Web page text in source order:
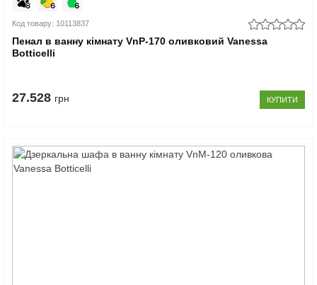
Код товару: 10113837
Пенал в ванну кімнату VnP-170 оливковий Vanessa
Botticelli
27.528 грн КУПИТИ